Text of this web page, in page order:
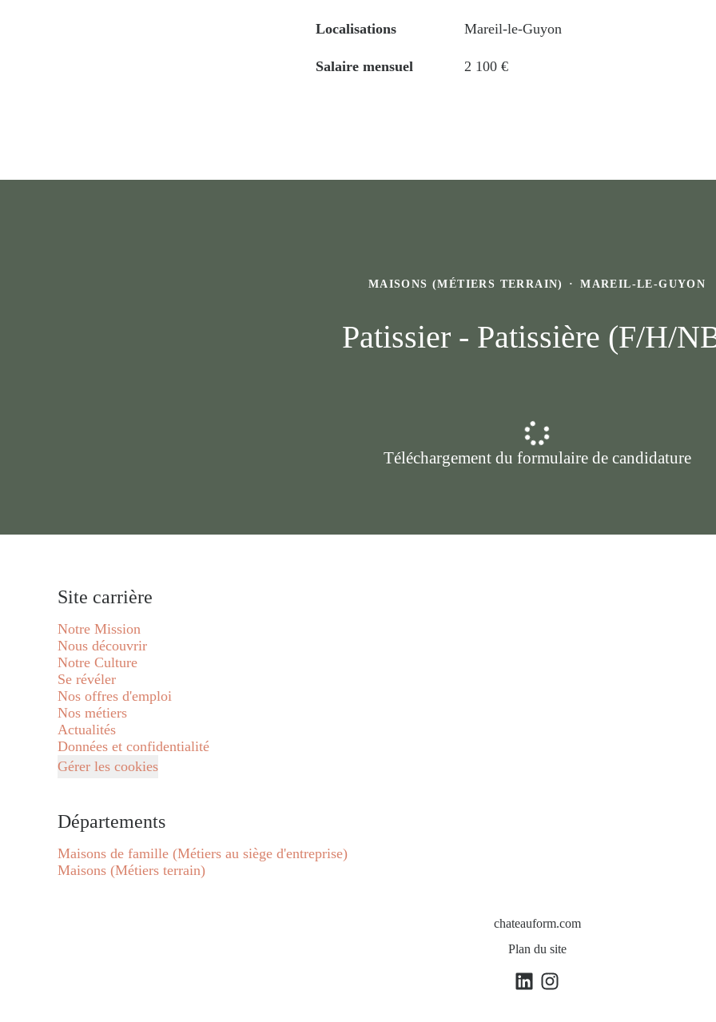
Localisations Mareil-le-Guyon
Salaire mensuel 2 100 €
MAISONS (MÉTIERS TERRAIN) · MAREIL-LE-GUYON
Patissier - Patissière (F/H/
Téléchargement du formulaire de candidature
Site carrière
Notre Mission
Nous découvrir
Notre Culture
Se révéler
Nos offres d'emploi
Nos métiers
Actualités
Données et confidentialité
Gérer les cookies
Départements
Maisons de famille (Métiers au siège d'entreprise)
Maisons (Métiers terrain)
chateauform.com
Plan du site